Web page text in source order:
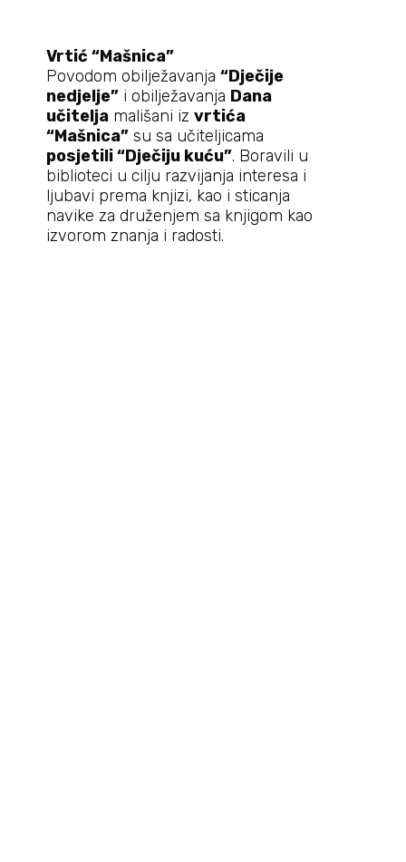
Vrtić “Mašnica”
Povodom obilježavanja “Dječije
nedjelje”i obilježavanja Dana
učiteljamališani iz vrtića
“Mašnica”su sa učiteljicama
posjetili “Dječiju kuću”. Boravili u
biblioteci u cilju razvijanja interesa i
ljubavi prema knjizi, kao i sticanja
navike za druženjem sa knjigom kao
izvorom znanja i radosti.